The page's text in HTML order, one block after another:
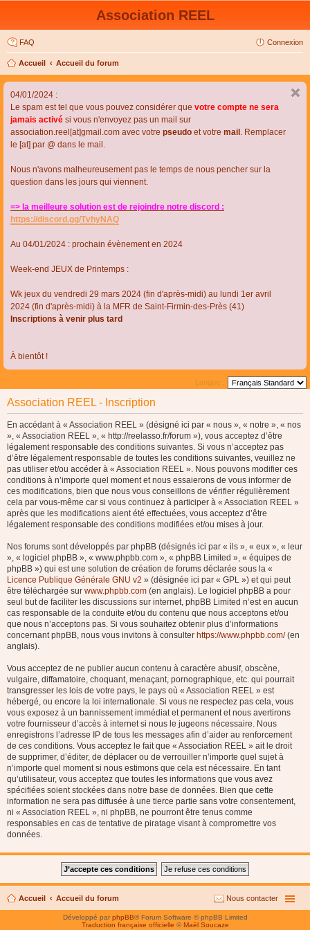
Association REEL
FAQ Connexion
Accueil Accueil du forum
04/01/2024 :
Le spam est tel que vous pouvez considérer que votre compte ne sera
jamais activé si vous n'envoyez pas un mail sur
association.reel[at]gmail.com avec votre pseudo et votre mail . Remplacer
le [at] par @ dans le mail.
Nous n'avons malheureusement pas le temps de nous pencher sur la
question dans les jours qui viennent.
=> la meilleure solution est de rejoindre notre discord :
https://discord.gg/TvhyNAQ
Au 04/01/2024 : prochain évènement en 2024
Week-end JEUX de Printemps :
Wk jeux du vendredi 29 mars 2024 (fin d'après-midi) au lundi 1er avril
2024 (fin d'après-midi) à la MFR de Saint-Firmin-des-Près (41)
Inscriptions à venir plus tard
À bientôt !
Langue :
Association REEL - Inscription
En accédant à « Association REEL » (désigné ici par « nous », « notre », « nos
», « Association REEL », « http://reelasso.fr/forum »), vous acceptez d’être
légalement responsable des conditions suivantes. Si vous n’acceptez pas
d’être légalement responsable de toutes les conditions suivantes, veuillez ne
pas utiliser et/ou accéder à « Association REEL ». Nous pouvons modifier ces
conditions à n’importe quel moment et nous essaierons de vous informer de
ces modifications, bien que nous vous conseillons de vérifier régulièrement
cela par vous-même car si vous continuez à participer à « Association REEL »
après que les modifications aient été effectuées, vous acceptez d’être
légalement responsable des conditions modifiées et/ou mises à jour.
Nos forums sont développés par phpBB (désignés ici par « ils », « eux », « leur
», « logiciel phpBB », « www.phpbb.com », « phpBB Limited », « équipes de
phpBB ») qui est une solution de création de forums déclarée sous la «
Licence Publique Générale GNU v2 » (désignée ici par « GPL ») et qui peut
être téléchargée sur www.phpbb.com (en anglais). Le logiciel phpBB a pour
seul but de faciliter les discussions sur internet, phpBB Limited n’est en aucun
cas responsable de la conduite et/ou du contenu que nous acceptons et/ou
que nous n’acceptons pas. Si vous souhaitez obtenir plus d’informations
concernant phpBB, nous vous invitons à consulter https://www.phpbb.com/(en
anglais).
Vous acceptez de ne publier aucun contenu à caractère abusif, obscène,
vulgaire, diffamatoire, choquant, menaçant, pornographique, etc. qui pourrait
transgresser les lois de votre pays, le pays où « Association REEL » est
hébergé, ou encore la loi internationale. Si vous ne respectez pas cela, vous
vous exposez à un bannissement immédiat et permanent et nous avertirons
votre fournisseur d’accès à internet si nous le jugeons nécessaire. Nous
enregistrons l’adresse IP de tous les messages afin d’aider au renforcement
de ces conditions. Vous acceptez le fait que « Association REEL » ait le droit
de supprimer, d’éditer, de déplacer ou de verrouiller n’importe quel sujet à
n’importe quel moment si nous estimons que cela est nécessaire. En tant
qu’utilisateur, vous acceptez que toutes les informations que vous avez
spécifiées soient stockées dans notre base de données. Bien que cette
information ne sera pas diffusée à une tierce partie sans votre consentement,
ni « Association REEL », ni phpBB, ne pourront être tenus comme
responsables en cas de tentative de piratage visant à compromettre vos
données.
Accueil Accueil du forum Nous contacter
Développé parphpBB® Forum Software © phpBB Limited
Traduction française officielle © Maël Soucaze